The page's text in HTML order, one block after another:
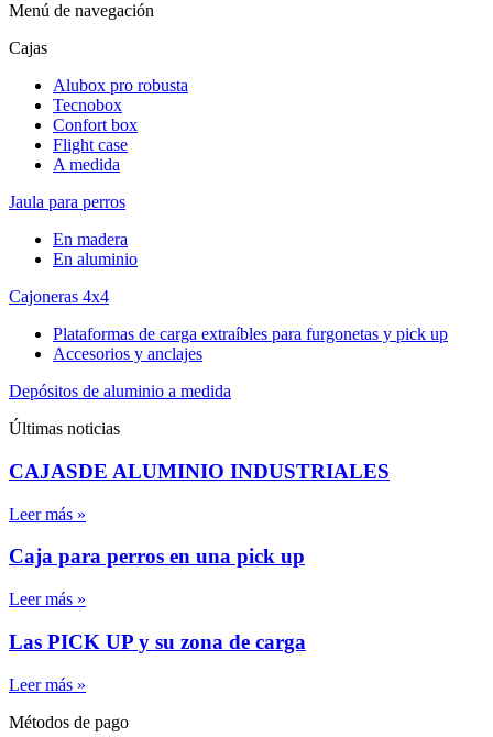
Menú de navegación
Cajas
Alubox pro robusta
Tecnobox
Confort box
Flight case
A medida
Jaula para perros
En madera
En aluminio
Cajoneras 4x4
Plataformas de carga extraíbles para furgonetas y pick up
Accesorios y anclajes
Depósitos de aluminio a medida
Últimas noticias
CAJASDE ALUMINIO INDUSTRIALES
Leer más »
Caja para perros en una pick up
Leer más »
Las PICK UP y su zona de carga
Leer más »
Métodos de pago